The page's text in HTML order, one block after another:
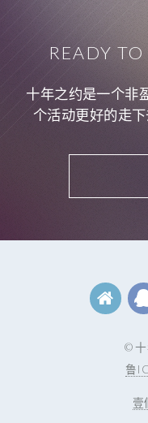
READY
十年之约是一个非
个活动更好的走
©
鲁
壹